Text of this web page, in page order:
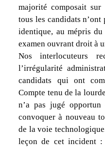
majorité composait
tous les candidats n’ont
identique, au mépris
examen ouvrant droit à
Nos interlocuteurs
l’irrégularité
candidats qui ont
Compte tenu de la
n’a pas jugé opportun
convoquer à nouveau
de la voie
leçon de cet incident :